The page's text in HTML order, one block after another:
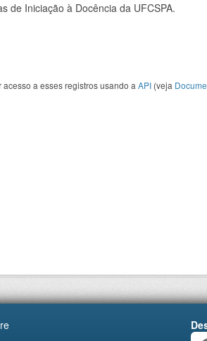
de Iniciação à Docência da UFCSPA.
acesso a esses registros usando a API (veja